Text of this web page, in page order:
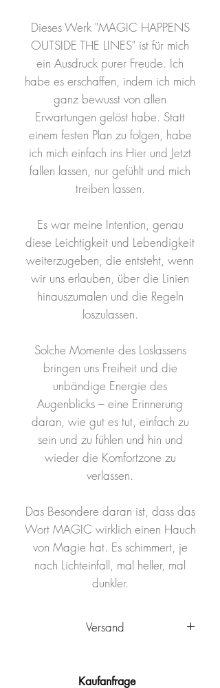
Dieses Werk "MAGIC HAPPENS
OUTSIDE THE LINES" ist für mich
ein Ausdruck purer Freude. Ich
habe es erschaffen, indem ich mich
ganz bewusst von allen
Erwartungen gelöst habe. Statt
einem festen Plan zu folgen, habe
ich mich einfach ins Hier und Jetzt
fallen lassen, nur gefühlt und mich
treiben lassen.
Es war meine Intention, genau
diese Leichtigkeit und Lebendigkeit
weiterzugeben, die entsteht, wenn
wir uns erlauben, über die Linien
hinauszumalen und die Regeln
loszulassen.
Solche Momente des Loslassens
bringen uns Freiheit und die
unbändige Energie des
Augenblicks – eine Erinnerung
daran, wie gut es tut, einfach zu
sein und zu fühlen und hin und
wieder die Komfortzone zu
verlassen.
Das Besondere daran ist, dass das
Wort MAGIC wirklich einen Hauch
von Magie hat. Es schimmert, je
nach Lichteinfall, mal heller, mal
dunkler.
Versand
Kaufanfrage